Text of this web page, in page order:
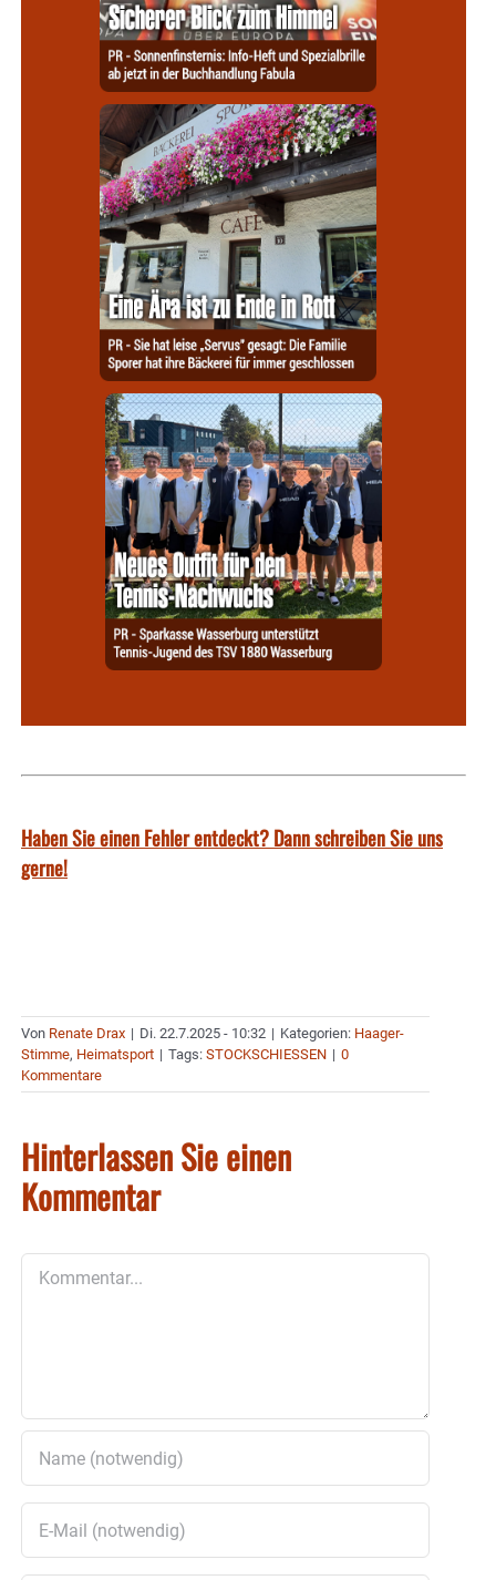
Haben Sie einen Fehler entdeckt? Dann schreiben Sie uns
gerne!
Von Renate Drax | Di. 22.7.2025 - 10:32 | Kategorien: Haager-
Stimme, Heimatsport | Tags: STOCKSCHIESSEN | 0
Kommentare
Hinterlassen Sie einen
Kommentar